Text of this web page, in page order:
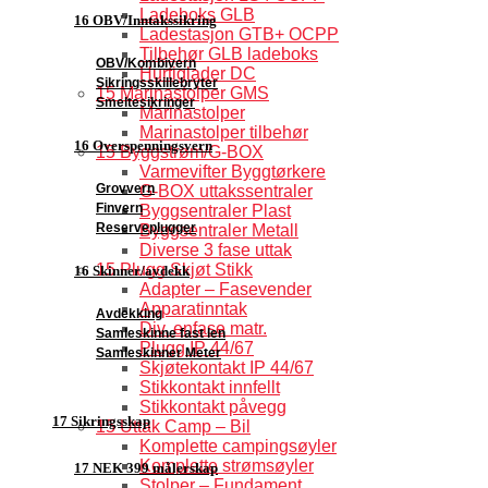
16 OBV/Inntakssikring
OBV/Kombivern
Sikringsskillebryter
Smeltesikringer
16 Overspenningsvern
Grovvern
Finvern
Reserveplugger
16 Skinner/avdekk
Avdekking
Samleskinne fast len
Samleskinner Meter
17 Sikringsskap
17 NEK 399 målerskap
Ladeboks GLB
Ladestasjon GTB+ OCPP
Tilbehør GLB ladeboks
Hurtiglader DC
15 Marinastolper GMS
Marinastolper
Marinastolper tilbehør
15 Byggstrøm/G-BOX
Varmevifter Byggtørkere
G-BOX uttakssentraler
Byggsentraler Plast
Byggsentraler Metall
Diverse 3 fase uttak
15 Plugg Skjøt Stikk
Adapter – Fasevender
Apparatinntak
Div. enfase matr.
Plugg IP 44/67
Skjøtekontakt IP 44/67
Stikkontakt innfellt
Stikkontakt påvegg
15 Uttak Camp – Bil
Komplette campingsøyler
Komplette strømsøyler